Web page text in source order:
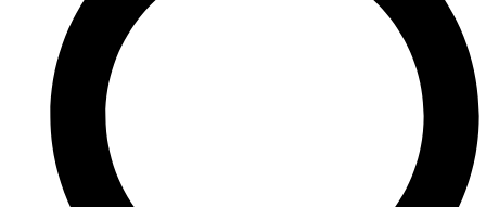
+7 (926) 472-49-02